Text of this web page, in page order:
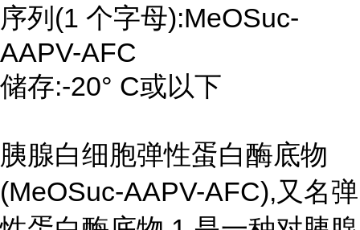
序列(1 个字母):MeOSuc-
AAPV-AFC
储存:-20° C或以下
胰腺白细胞弹性蛋白酶底物
(MeOSuc-AAPV-AFC),又名弹